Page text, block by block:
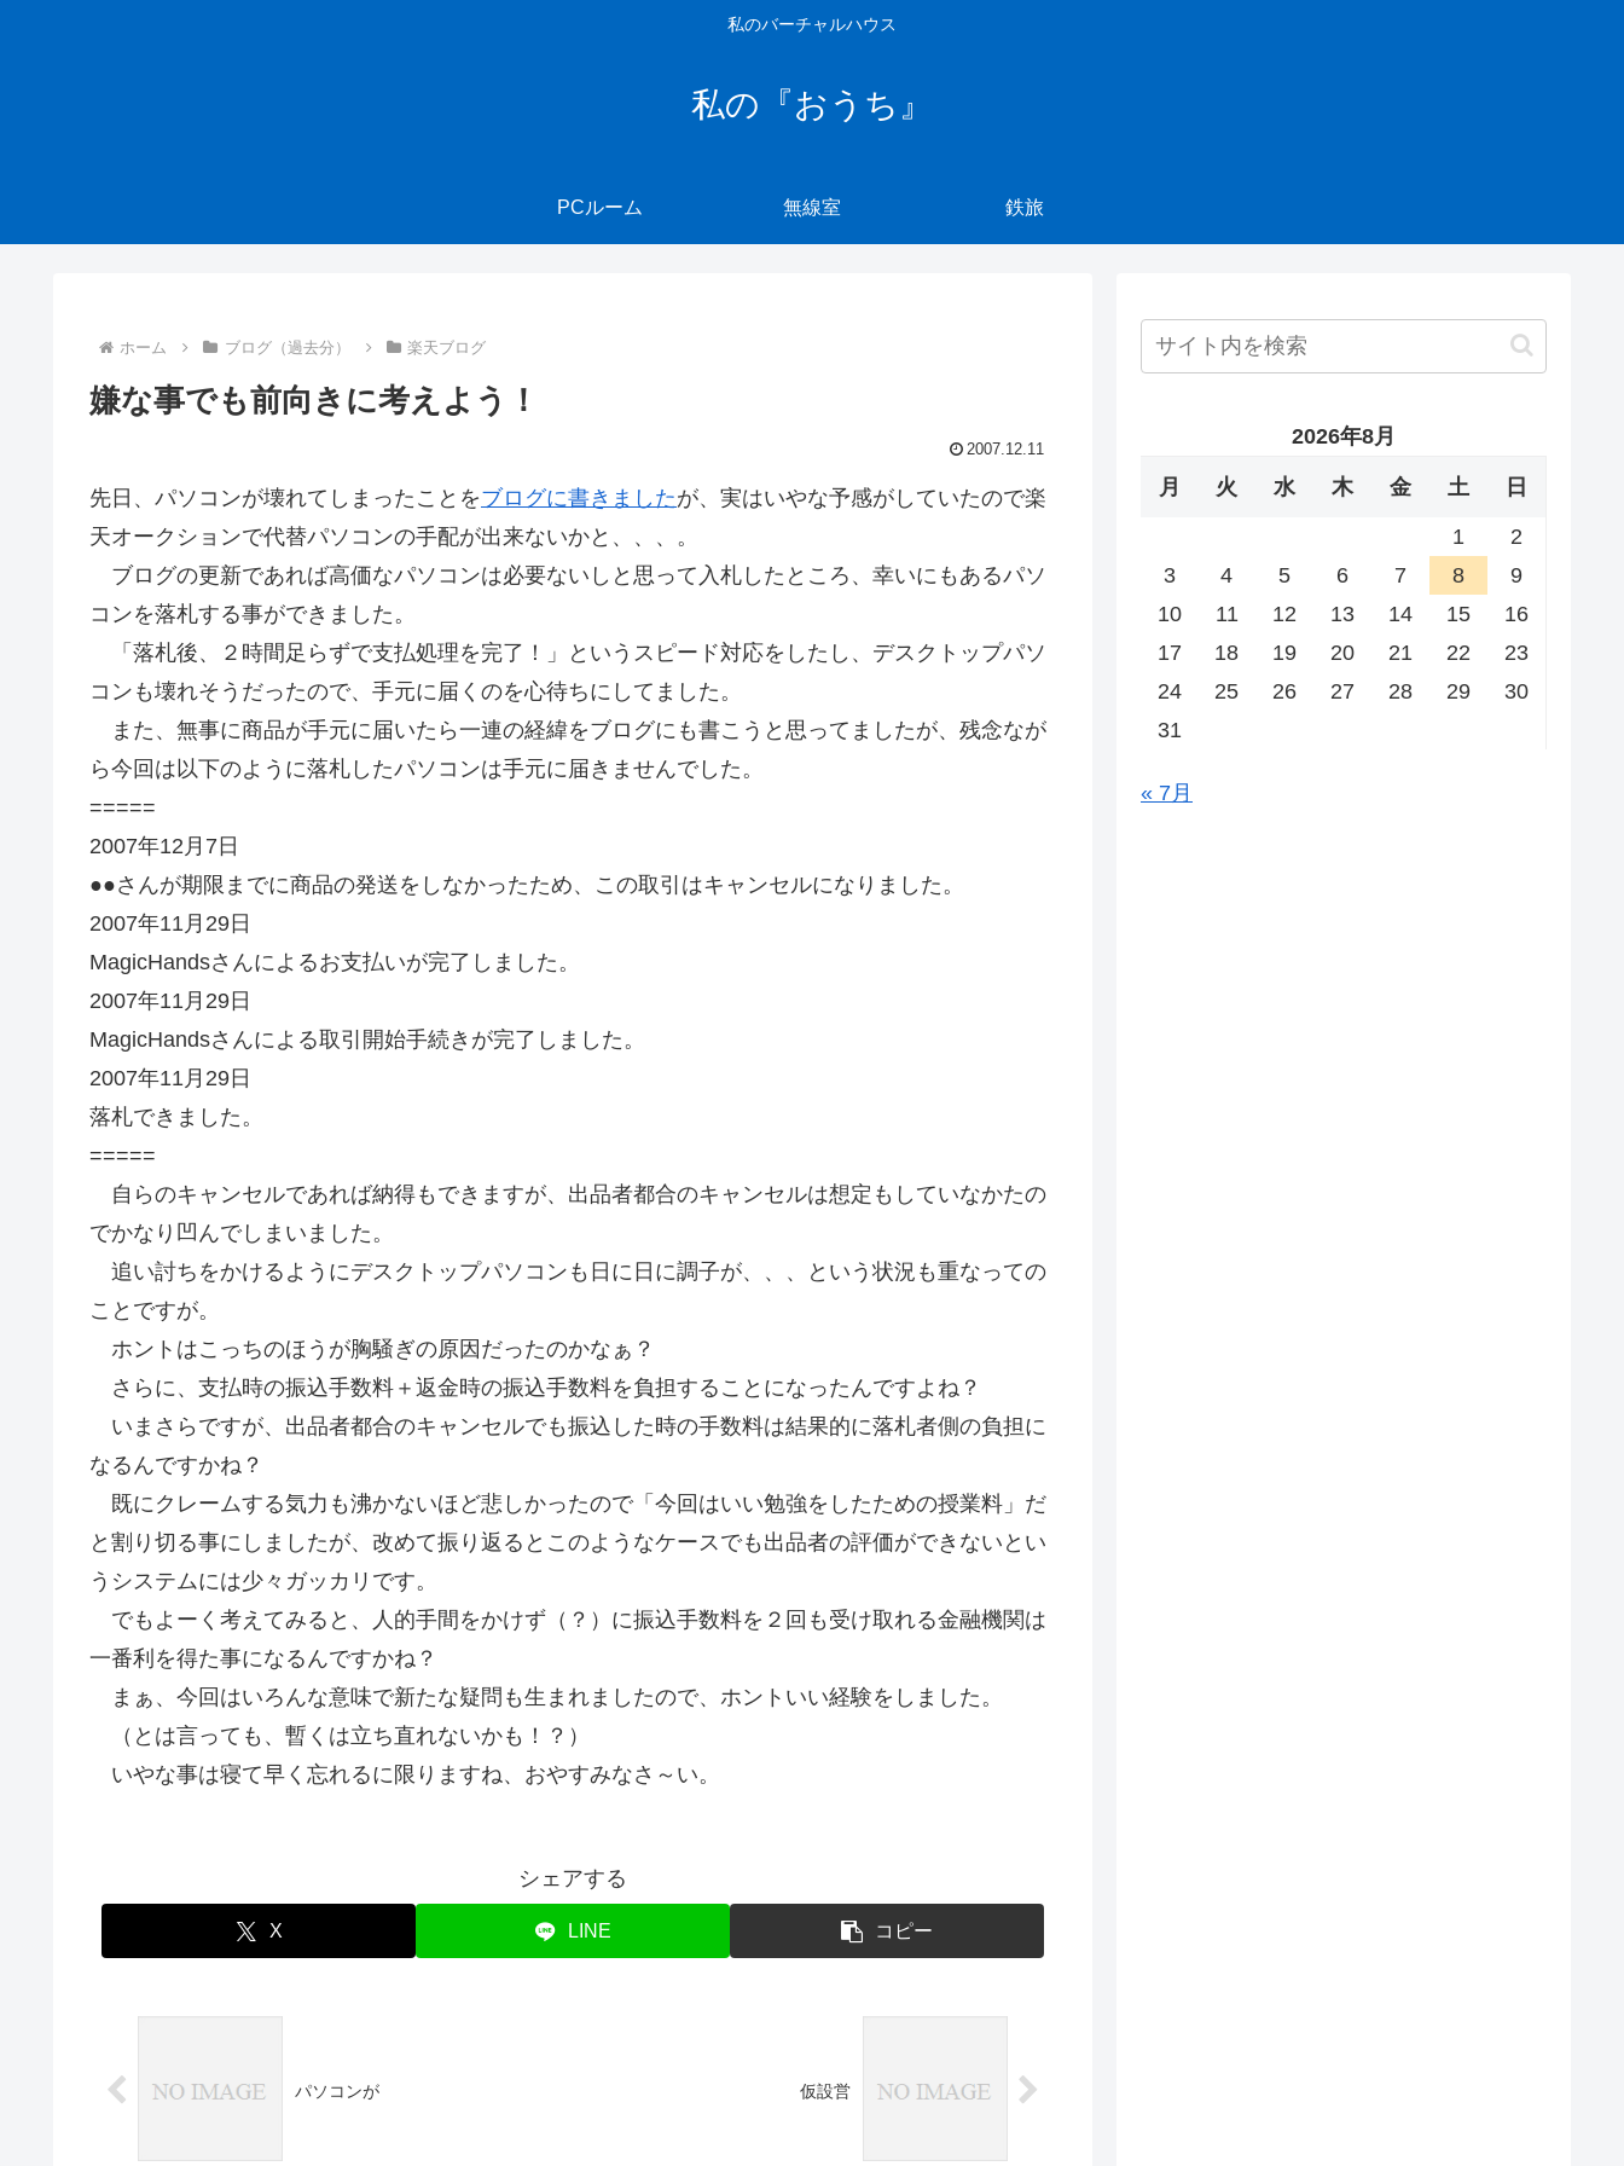
私のバーチャルハウス
私の『おうち』
PCルーム 無線室 鉄旅
ホーム ブログ（過去分） 楽天ブログ
嫌な事でも前向きに考えよう！
2007.12.11
先日、パソコンが壊れてしまったことをブログに書きましたが、実はいやな予感がしていたので楽
天オークションで代替パソコンの手配が出来ないかと、、、。
ブログの更新であれば高価なパソコンは必要ないしと思って入札したところ、幸いにもあるパソ
コンを落札する事ができました。
「落札後、２時間足らずで支払処理を完了！」というスピード対応をしたし、デスクトップパソ
コンも壊れそうだったので、手元に届くのを心待ちにしてました。
また、無事に商品が手元に届いたら一連の経緯をブログにも書こうと思ってましたが、残念なが
ら今回は以下のように落札したパソコンは手元に届きませんでした。
=====
2007年12月7日
●●さんが期限までに商品の発送をしなかったため、この取引はキャンセルになりました。
2007年11月29日
MagicHandsさんによるお支払いが完了しました。
2007年11月29日
MagicHandsさんによる取引開始手続きが完了しました。
2007年11月29日
落札できました。
=====
自らのキャンセルであれば納得もできますが、出品者都合のキャンセルは想定もしていなかたの
でかなり凹んでしまいました。
追い討ちをかけるようにデスクトップパソコンも日に日に調子が、、、という状況も重なっての
ことですが。
ホントはこっちのほうが胸騒ぎの原因だったのかなぁ？
さらに、支払時の振込手数料＋返金時の振込手数料を負担することになったんですよね？
いまさらですが、出品者都合のキャンセルでも振込した時の手数料は結果的に落札者側の負担に
なるんですかね？
既にクレームする気力も沸かないほど悲しかったので「今回はいい勉強をしたための授業料」だ
と割り切る事にしましたが、改めて振り返るとこのようなケースでも出品者の評価ができないとい
うシステムには少々ガッカリです。
でもよーく考えてみると、人的手間をかけず（？）に振込手数料を２回も受け取れる金融機関は
一番利を得た事になるんですかね？
まぁ、今回はいろんな意味で新たな疑問も生まれましたので、ホントいい経験をしました。
（とは言っても、暫くは立ち直れないかも！？）
いやな事は寝て早く忘れるに限りますね、おやすみなさ～い。
シェアする
X LINE コピー
パソコンが 仮設営
2026年8月
月 火 水 木 金 土 日
1
2
3
4 5 6 7 8
9
10
11 12 13 14 15
16
17
18 19 20 21 22
23
24
25 26 27 28 29
30
31
« 7月